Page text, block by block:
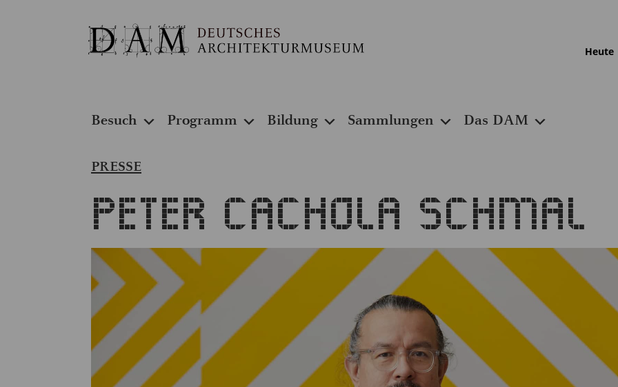
Heute
Besuch Programm Bildung Sammlungen Das DAM
PRESSE
Peter Cachola Schmal